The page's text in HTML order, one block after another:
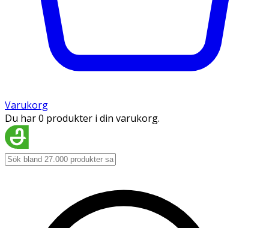
Varukorg
Du har 0 produkter i din varukorg.